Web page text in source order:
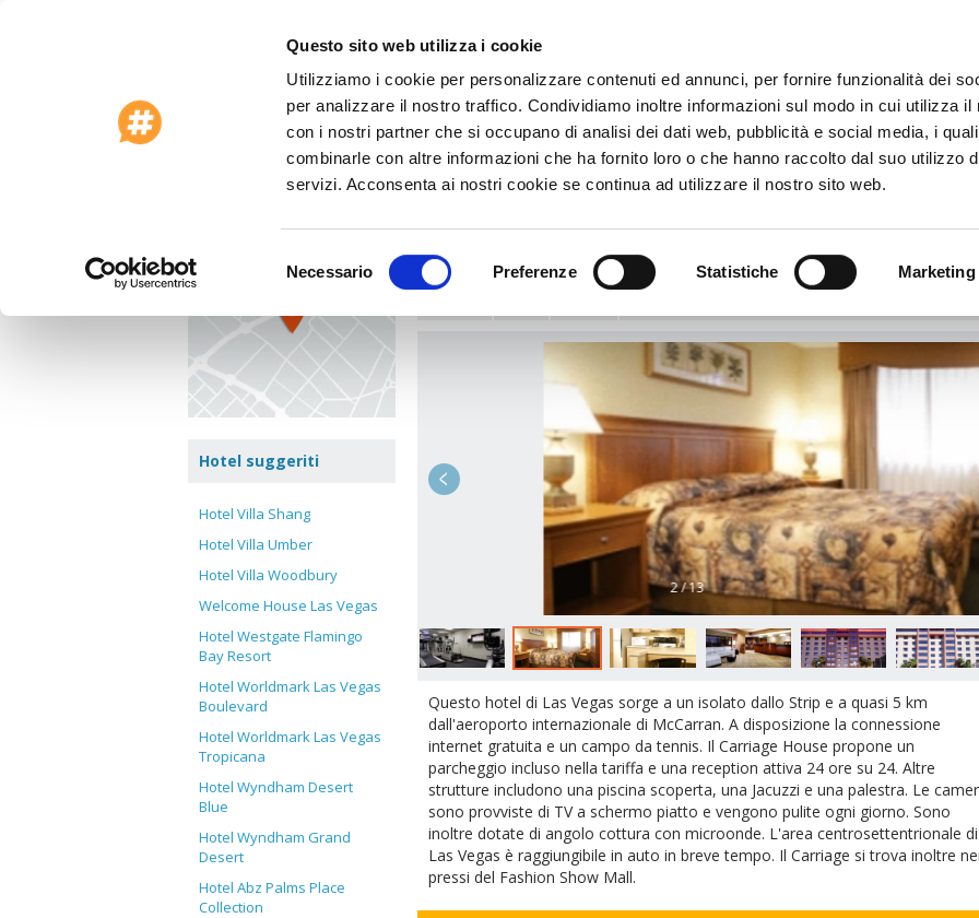
Questo sito web utilizza i cookie
Utilizziamo i cookie per personalizzare contenuti ed annunci, per fornire funzionalità dei
per analizzare il nostro traffico. Condividiamo inoltre informazioni sul modo in cui utilizza il
con i nostri partner che si occupano di analisi dei dati web, pubblicità e social media, i
combinarle con altre informazioni che ha fornito loro o che hanno raccolto dal suo utilizzo
servizi. Acconsenta ai nostri cookie se continua ad utilizzare il nostro sito web.
del
Necessario Preferenze Statistiche Marketing
Assistenza clienti
Stati Uniti > Las Vegas (Nv) > The Carriage House
The Carriage House
Zona:Las Vegas (The Strip)
2 / 13
Questo hotel di Las Vegas sorge a un isolato dallo Strip e a quasi 5 km
dall'aeroporto internazionale di McCarran. A disposizione la connessione
internet gratuita e un campo da tennis. Il Carriage House propone un
parcheggio incluso nella tariffa e una reception attiva 24 ore su 24. Altre
strutture includono una piscina scoperta, una Jacuzzi e una palestra. Le
sono provviste di TV a schermo piatto e vengono pulite ogni giorno. Sono
inoltre dotate di angolo cottura con microonde. L'area centrosettentrionale di
Las Vegas è raggiungibile in auto in breve tempo. Il Carriage si trova inoltre
pressi del Fashion Show Mall.
Hotel suggeriti
Hotel Villa Shang
Hotel Villa Umber
Hotel Villa Woodbury
Welcome House Las Vegas
Hotel Westgate Flamingo
Bay Resort
Hotel Worldmark Las Vegas
Boulevard
Hotel Worldmark Las Vegas
Tropicana
Hotel Wyndham Desert
Blue
Hotel Wyndham Grand
Desert
Hotel Abz Palms Place
Collection